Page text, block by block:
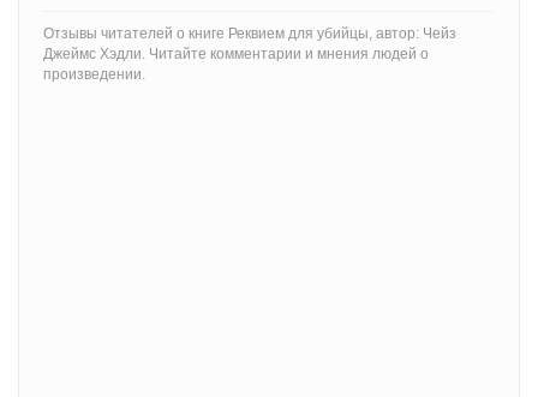
Отзывы читателей о книге Реквием для убийцы, автор: Чейз
Джеймс Хэдли. Читайте комментарии и мнения людей о
произведении.